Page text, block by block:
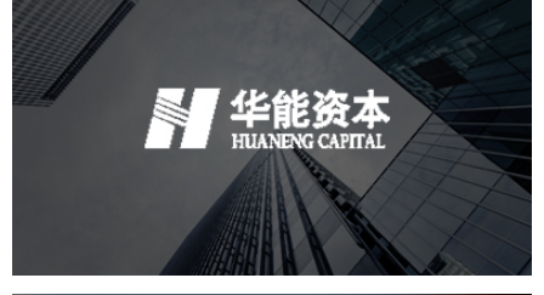
小程序 微信公众号 定制开发